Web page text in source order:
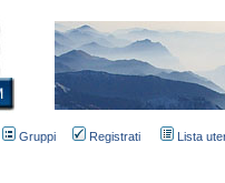
Gruppi Registrati Lista